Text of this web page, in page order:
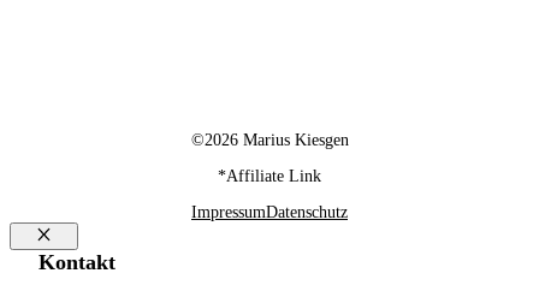
©2026 Marius Kiesgen
*Affiliate Link
ImpressumDatenschutz
Schließen
Kontakt